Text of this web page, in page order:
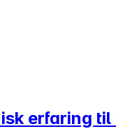
erfaring